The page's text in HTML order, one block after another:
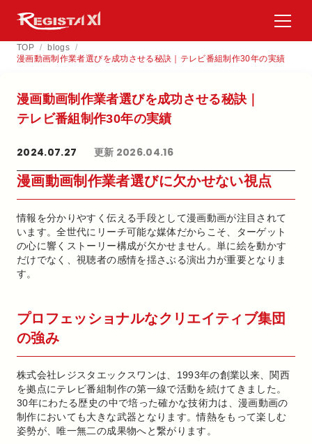
TOP / blogs /
漫画動画制作業者選びを成功させる秘訣｜テレビ番組制作30年の実績
漫画動画制作業者選びを​成功させる​秘訣｜
テレビ番組制作30年の​実績
2024.07.27 更新 2026.04.16
漫画動画制作業者選びに欠かせない視点
情報を分かりやすく伝える手段として漫画動画が注目されて
います。全世代にリーチ可能な媒体だからこそ、ターゲット
の心に響くストーリー構成が欠かせません。単に絵を動かす
だけでなく、視聴者の感情を揺さぶる演出力が重要となりま
す。
プロフェッショナルなクリエイティブ集団
の強み
株式会社レジスタエックスワンは、1993年の創業以来、関西
を拠点にテレビ番組制作の第一線で活動を続けてきました。
30年にわたる歴史の中で培った確かな技術力は、漫画動画の
制作においても大きな武器となります。情熱をもって楽しむ
姿勢が、唯一無二の成果物へと繋がります。